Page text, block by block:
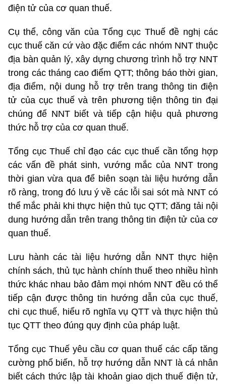
điện tử của cơ quan thuế.
Cụ thể, công văn của Tổng cục Thuế đề nghị các
cục thuế căn cứ vào đặc điểm các nhóm NNT thuộc
địa bàn quản lý, xây dựng chương trình hỗ trợ NNT
trong các tháng cao điểm QTT; thông báo thời gian,
địa điểm, nội dung hỗ trợ trên trang thông tin điện
tử của cục thuế và trên phương tiện thông tin đại
chúng để NNT biết và tiếp cận hiệu quả phương
thức hỗ trợ của cơ quan thuế.
Tổng cục Thuế chỉ đạo các cục thuế cần tổng hợp
các vấn đề phát sinh, vướng mắc của NNT trong
thời gian vừa qua để biên soạn tài liệu hướng dẫn
rõ ràng, trong đó lưu ý về các lỗi sai sót mà NNT có
thể mắc phải khi thực hiện thủ tục QTT; đăng tải nội
dung hướng dẫn trên trang thông tin điện tử của cơ
quan thuế.
Lưu hành các tài liệu hướng dẫn NNT thực hiện
chính sách, thủ tục hành chính thuế theo nhiều hình
thức khác nhau bảo đảm mọi nhóm NNT đều có thể
tiếp cận được thông tin hướng dẫn của cục thuế,
chi cục thuế, hiểu rõ nghĩa vụ QTT và thực hiện thủ
tục QTT theo đúng quy định của pháp luật.
Tổng cục Thuế yêu cầu cơ quan thuế các cấp tăng
cường phổ biến, hỗ trợ hướng dẫn NNT là cá nhân
biết cách thức lập tài khoản giao dịch thuế điện tử,